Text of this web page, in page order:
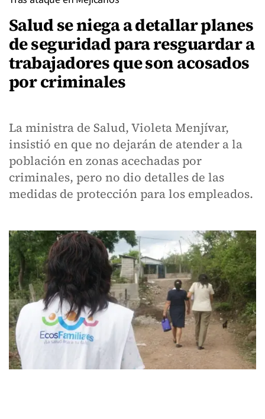
Salud se niega a detallar planes
de seguridad para resguardar a
trabajadores que son acosados
por criminales
La ministra de Salud, Violeta Menjívar,
insistió en que no dejarán de atender a la
población en zonas acechadas por
criminales, pero no dio detalles de las
medidas de protección para los empleados.